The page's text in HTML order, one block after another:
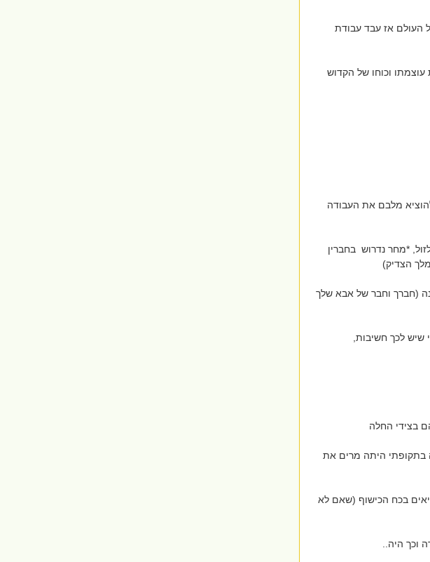
העולם אז עבד עבודת
עוצמתו וכוחו של הקדוש
מלבם את העבודה
*מחר נדרוש בחברין
הצדיק)
(חברך וחבר של אבא שלך
לכך חשיבות,
בצידי החלה
בתקופתי היתה מרים את
בכח הכישוף (שאם לא
וכך היה..